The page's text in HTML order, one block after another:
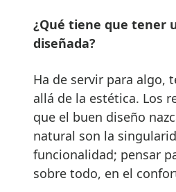
¿Qué tiene que tener
diseñada?
Ha de servir para algo,
allá de la estética. Los
que el buen diseño
natural son la
funcionalidad; pensar
sobre todo, en el